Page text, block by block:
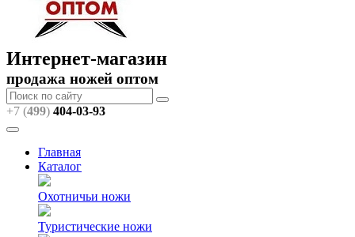
Интернет-магазин
продажа ножей оптом
+7 (499) 404-03-93
Главная
Каталог
Охотничьи ножи
Туристические ножи